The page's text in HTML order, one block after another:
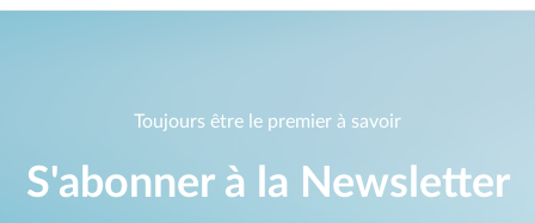
Toujours être le premier à savoir
S'abonner à la Newsletter